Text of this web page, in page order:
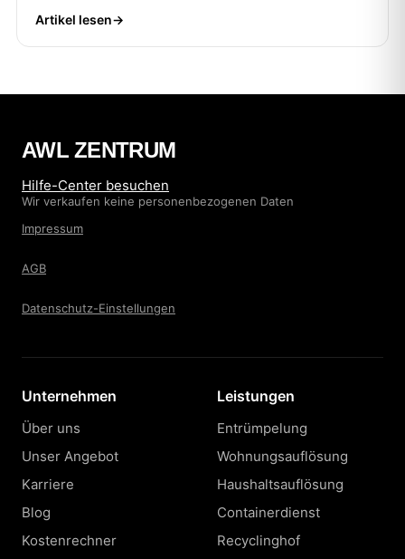
Artikel lesen→
AWL ZENTRUM
Hilfe-Center besuchen
Wir verkaufen keine personenbezogenen Daten
Impressum
AGB
Datenschutz-Einstellungen
Unternehmen
Über uns
Unser Angebot
Karriere
Blog
Kostenrechner
Leistungen
Entrümpelung
Wohnungsauflösung
Haushaltsauflösung
Containerdienst
Recyclinghof